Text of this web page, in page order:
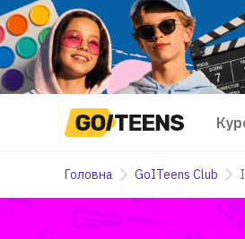
Головна GoITeens Club